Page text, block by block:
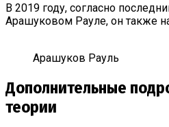
В 2019 году, согласно
Арашуковом Рауле, он также
Арашуков Рауль
Дополнительные
теории